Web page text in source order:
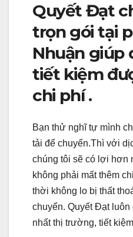
Quyết Đạt
trọn gói tại
Nhuận giúp
tiết kiệm
chi phí .
Bạn thử nghĩ tự mình
tải để chuyển.Thì với
chúng tôi sẽ có lợi hơn
không phải mất thêm
thời không lo bị thất
chuyển. Quyết Đạt
nhất thị trường, tiết